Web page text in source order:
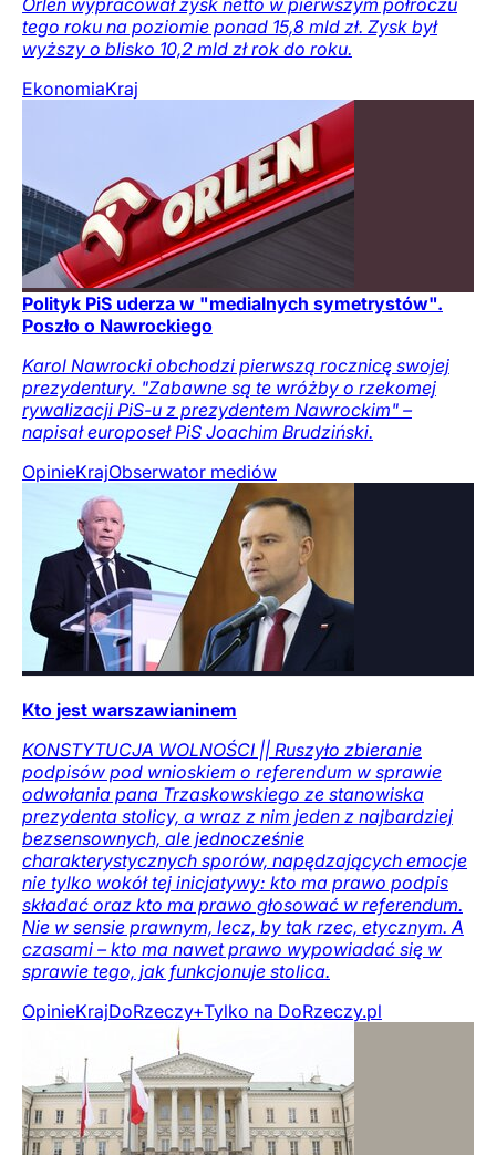
Orlen wypracował zysk netto w pierwszym półroczu
tego roku na poziomie ponad 15,8 mld zł. Zysk był
wyższy o blisko 10,2 mld zł rok do roku.
EkonomiaKraj
Polityk PiS uderza w "medialnych symetrystów".
Poszło o Nawrockiego
Karol Nawrocki obchodzi pierwszą rocznicę swojej
prezydentury. "Zabawne są te wróżby o rzekomej
rywalizacji PiS-u z prezydentem Nawrockim" –
napisał europoseł PiS Joachim Brudziński.
OpinieKrajObserwator mediów
Kto jest warszawianinem
KONSTYTUCJA WOLNOŚCI || Ruszyło zbieranie
podpisów pod wnioskiem o referendum w sprawie
odwołania pana Trzaskowskiego ze stanowiska
prezydenta stolicy, a wraz z nim jeden z najbardziej
bezsensownych, ale jednocześnie
charakterystycznych sporów, napędzających emocje
nie tylko wokół tej inicjatywy: kto ma prawo podpis
składać oraz kto ma prawo głosować w referendum.
Nie w sensie prawnym, lecz, by tak rzec, etycznym. A
czasami – kto ma nawet prawo wypowiadać się w
sprawie tego, jak funkcjonuje stolica.
OpinieKrajDoRzeczy+Tylko na DoRzeczy.pl